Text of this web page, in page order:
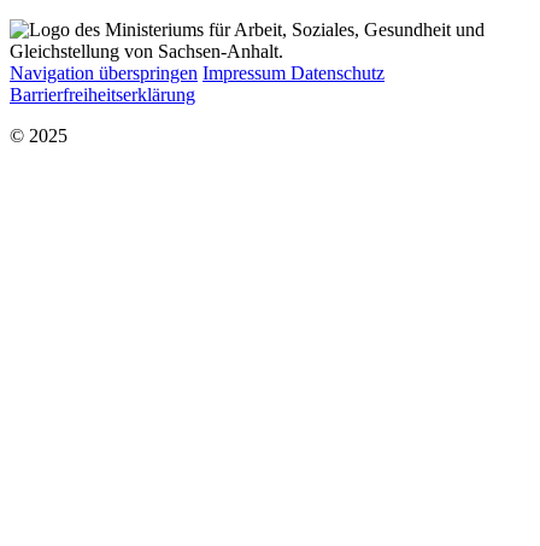
Navigation überspringen Impressum Datenschutz
Barrierfreiheitserklärung
© 2025